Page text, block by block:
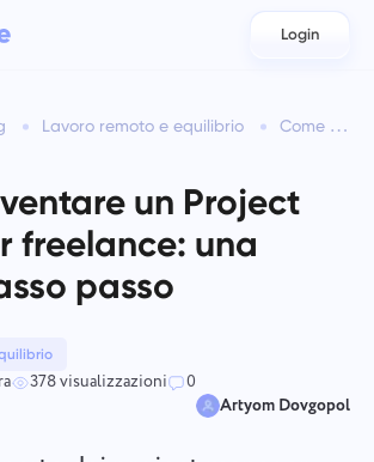
العربية
Azərbaycan
日本語
বাংলা
Login
Lavoro remoto e equilibrio Come diventare un Project Manager freelance: una guida passo passo
un Project
freelance: una
passo
378 visualizzazioni
0
Artyom Dovgopol
di Taskee
7 più funzionalità ispiratrici
tracciamento
dedicato ai compiti, osserva i colleghi e